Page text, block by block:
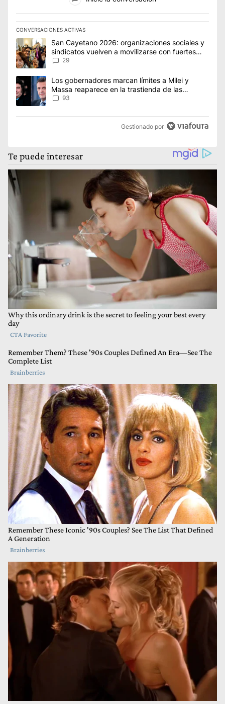
CONVERSACIONES ACTIVAS
Este listado muestra los artículos con más comentarios en los
Un artículo de tendencia con el título "San Cayetano 2026:
San Cayetano 2026: organizaciones sociales y
sindicatos vuelven a movilizarse con fuertes
reclamos al Gobierno
29
Un artículo de tendencia con el título "Los gobernadores
Los gobernadores marcan límites a Milei y
Massa reaparece en la trastienda de las
negociaciones
93
Gestionado por